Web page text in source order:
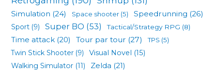
Simulation (24) Space shooter (5) Speedrunning (26)
Sport (9) Super BO (53) Tactical/Strategy RPG (8)
Time attack (20) Tour par tour (27) TPS (5)
Twin Stick Shooter (9) Visual Novel (15)
Walking Simulator (11) Zelda (21)